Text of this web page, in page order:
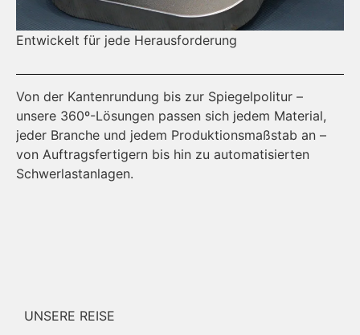
Entwickelt für jede Herausforderung
Von der Kantenrundung bis zur Spiegelpolitur –
unsere 360º-Lösungen passen sich jedem Material,
jeder Branche und jedem Produktionsmaßstab an –
von Auftragsfertigern bis hin zu automatisierten
Schwerlastanlagen.
UNSERE REISE